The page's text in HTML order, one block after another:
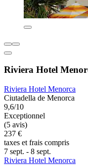
Riviera Hotel
Riviera Hotel Menorca
Ciutadella de Menorca
9,6/10
Exceptionnel
(5 avis)
237 €
taxes et frais compris
7 sept. - 8 sept.
Riviera Hotel Menorca